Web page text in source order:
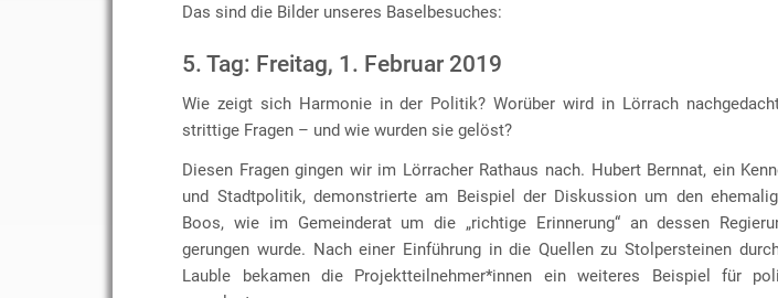
Das sind die Bilder unseres Baselbesuches:
5. Tag: Freitag, 1. Februar 2019
Wie zeigt sich Harmonie in der Politik? Worüber wird in Lörrach
strittige Fragen – und wie wurden sie gelöst?
Diesen Fragen gingen wir im Lörracher Rathaus nach. Hubert Bernnat, ein
und Stadtpolitik, demonstrierte am Beispiel der Diskussion um den
Boos, wie im Gemeinderat um die „richtige Erinnerung“ an dessen
gerungen wurde. Nach einer Einführung in die Quellen zu Stolpersteinen
Lauble bekamen die Projektteilnehmer*innen ein weiteres Beispiel für